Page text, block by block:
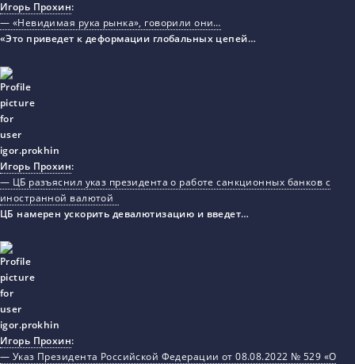
Игорь Прохин:
— «Невидимая рука рынка», говорили они…
«Это приведет к деформации глобальных цепей…
Игорь Прохин:
— ЦБ разъяснил указ президента о работе санкционных банков с
иностранной валютой
ЦБ намерен ускорить девалютизацию и введет…
Игорь Прохин:
— Указ Президента Российской Федерации от 08.08.2022 № 529 «О